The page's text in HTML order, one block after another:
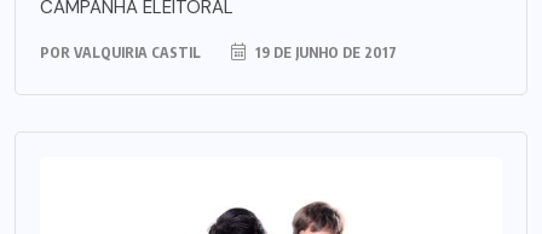
CAMPANHA ELEITORAL
POR VALQUIRIA CASTIL 19 DE JUNHO DE 2017